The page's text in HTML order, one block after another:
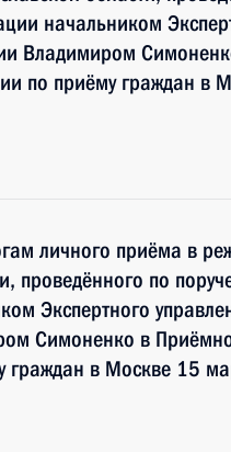
начальником
Владимиром
по приёму граждан в
личного приёма в
проведённого по
Экспертного
Симоненко в
граждан в Москве 15